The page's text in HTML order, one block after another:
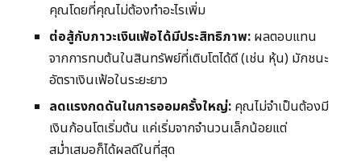
คุณโดยที่คุณไม่ต้องทำอะไรเพิ่ม
ต่อสู้กับภาวะเงินเฟ้อได้มีประสิทธิภาพ: ผลตอบแทน
จากการทบต้นในสินทรัพย์ที่เติบโตได้ดี (เช่น หุ้น) มักชนะ
อัตราเงินเฟ้อในระยะยาว
ลดแรงกดดันในการออมครั้งใหญ่: คุณไม่จำเป็นต้องมี
เงินก้อนโตเริ่มต้น แค่เริ่มจากจำนวนเล็กน้อยแต่
สม่ำเสมอก็ได้ผลดีในที่สุด